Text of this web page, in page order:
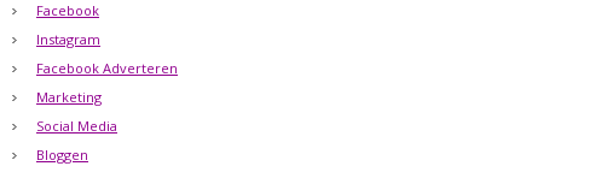
Facebook
Instagram
Facebook Adverteren
Marketing
Social Media
Bloggen